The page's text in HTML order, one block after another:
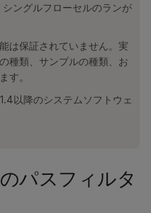
ングルフローセルのランが
は保証されていません。実
種類、サンプルの種類、お
す。
以降のシステムソフトウェ
パスフィルタ